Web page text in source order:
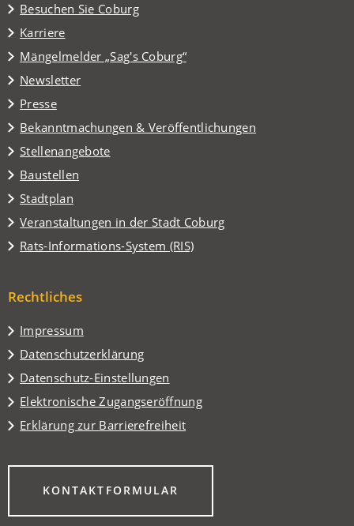
Besuchen Sie Coburg
(Öffnet
in
einem
neuen
Tab)
Karriere
Mängelmelder „Sag's Coburg“
(Öffnet
in
einem
neuen
Tab)
Newsletter
Presse
Bekanntmachungen & Veröffentlichungen
Stellenangebote
Baustellen
Stadtplan
(Öffnet
in
einem
neuen
Veranstaltungen in der Stadt Coburg
(Öffnet
in
einem
Tab)
Rats-Informations-System (RIS)
(Öffnet
neuen
Rechtliches
Impressum
Datenschutzerklärung
Datenschutz-Einstellungen
Elektronische Zugangseröffnung
Erklärung zur Barrierefreiheit
KONTAKTFORMULAR
(ÖFFNET